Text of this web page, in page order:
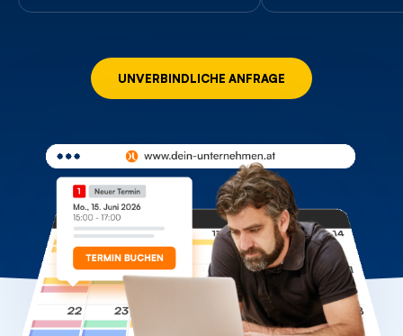
UNVERBINDLICHE ANFRAGE